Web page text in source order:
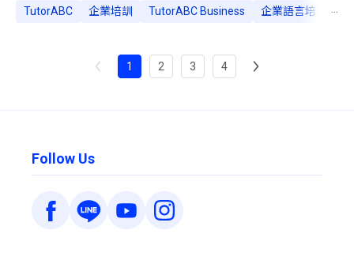
TutorABC 企業培訓 TutorABC Business 企業語言培訓 ...
1 2 3 4
Follow Us